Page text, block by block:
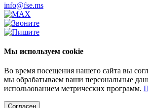
info@fse.ms
Мы используем cookie
Во время посещения нашего сайта вы
мы обрабатываем ваши персональные
использованием метрических программ.
Согласен